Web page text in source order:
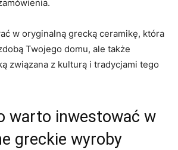
w oryginalną grecką⁤ ceramikę, ​która
⁤Twojego domu, ale ⁢także
związana z kulturą ‍i tradycjami tego
warto inwestować w
greckie wyroby